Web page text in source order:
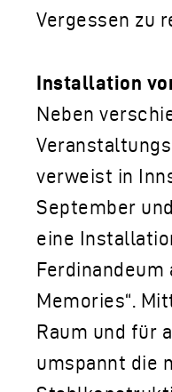
Vergessen zu
Installation
Neben
verweist in
September
eine
Ferdinandeum
Memories“.
Raum und für
umspannt die